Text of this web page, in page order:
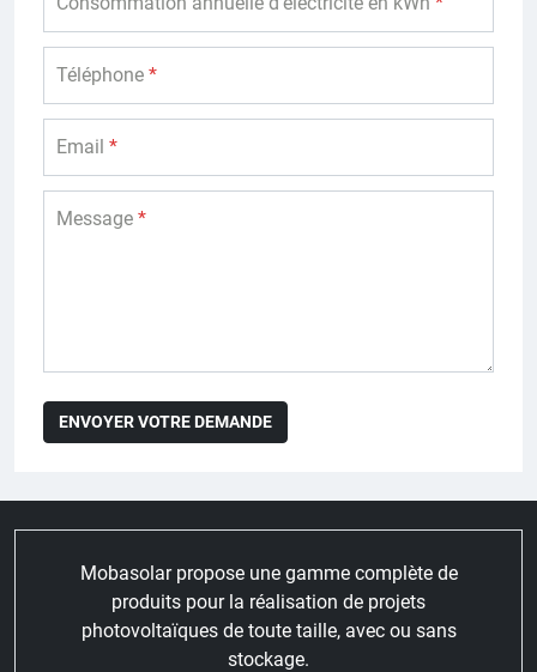
Téléphone *
Email *
Message *
Mobasolar propose une gamme complète de
produits pour la réalisation de projets
photovoltaïques de toute taille, avec ou sans
stockage.